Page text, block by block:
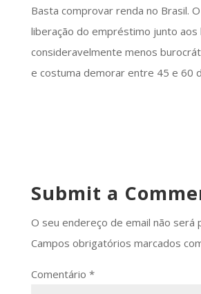
Basta comprovar renda no Brasil.
liberação do empréstimo junto aos
consideravelmente menos
e costuma demorar entre 45 e 60
Submit a
O seu endereço de email não será
Campos obrigatórios marcados
Comentário *